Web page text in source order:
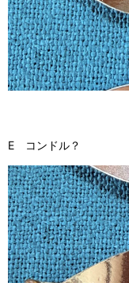
E コンドル？